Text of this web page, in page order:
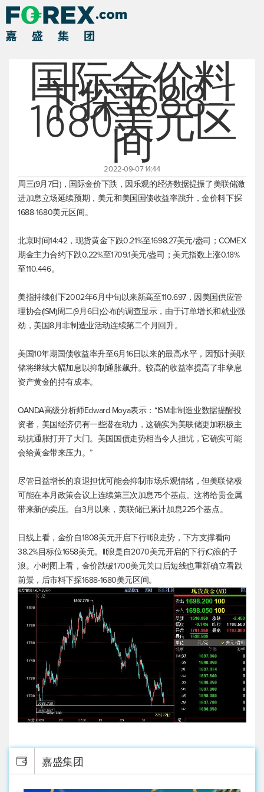
国际金价料
下探1688-
1680美元区
间
2022-09-07 14:44
周三(9月7日)，国际金价下跌，因乐观的经济数据提振了美联储激
进加息立场延续预期，美元和美国国债收益率跳升，金价料下探
1688-1680美元区间。
北京时间14:42， 现货黄金下跌0.21%至1698.27美元/盎司；COMEX
期金主力合约下跌0.22%至1709.1美元/盎司； 美元指数上涨0.18%
至110.446。
美指持续创下2002年6月中旬以来新高至110.697，因美国供应管
理协会(ISM)周二(9月6日)公布的调查显示，由于订单增长和就业强
劲，美国8月非制造业活动连续第二个月回升。
美国10年期国债收益率升至6月16日以来的最高水平，因预计美联
储将继续大幅加息以抑制通胀飙升。较高的收益率提高了非孳息
资产黄金的持有成本。
OANDA高级分析师Edward Moya表示：“ISM非制造业数据提醒投
资者，美国经济仍有一些潜在动力，这确实为美联储更加积极主
动抗通胀打开了大门。美国国债走势相当令人担忧，它确实可能
会给黄金带来压力。”
尽管日益增长的衰退担忧可能会抑制市场乐观情绪，但美联储极
可能在本月政策会议上连续第三次加息75个基点。这将给贵金属
带来新的卖压。自3月以来，美联储已累计加息225个基点。
日线上看，金价自1808美元开启下行III浪走势，下方支撑看向
38.2%目标位1658美元。III浪是自2070美元开启的下行(C)浪的子
浪。小时图上看，金价跌破1700美元关口后短线也重新确立看跌
前景，后市料下探1688-1680美元区间。
嘉盛集团